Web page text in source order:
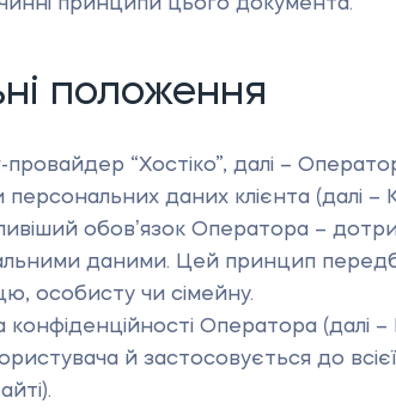
принципи цього документа.
положення
“Хостіко”, далі –
даних клієнта (далі –
обовʼязок Оператора –
даними. Цей принцип
особисту чи сімейну.
конфіденційності Оператора
й застосовується до